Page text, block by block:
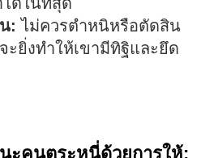
: ไม่ควรตำหนิหรือตัดสิน
ะยิ่งทำให้เขามีทิฐิและยึด
ะคนตระหนี่ด้วยการให้: